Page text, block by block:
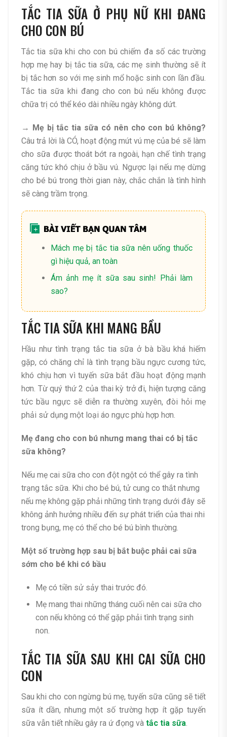
TẮC TIA SỮA Ở PHỤ NỮ KHI ĐANG
CHO CON BÚ
Tắc tia sữa khi cho con bú chiếm đa số các trường
hợp mẹ hay bị tắc tia sữa, các mẹ sinh thường sẽ ít
bị tắc hơn so với mẹ sinh mổ hoặc sinh con lần đầu.
Tắc tia sữa khi đang cho con bú nếu không được
chữa trị có thể kéo dài nhiều ngày không dứt.
→ Mẹ bị tắc tia sữa có nên cho con bú không?
Câu trả lời là CÓ, hoạt động mút vú mẹ của bé sẽ làm
cho sữa được thoát bớt ra ngoài, hạn chế tình trạng
căng tức khó chịu ở bầu vú. Ngược lại nếu mẹ dừng
cho bé bú trong thời gian này, chắc chắn là tình hình
sẽ càng trầm trọng.
Mách mẹ bị tắc tia sữa nên uống thuốc
gì hiệu quả, an toàn
Ám ảnh mẹ ít sữa sau sinh! Phải làm
sao?
TẮC TIA SỮA KHI MANG BẦU
Hầu như tình trạng tắc tia sữa ở bà bầu khá hiếm
gặp, có chăng chỉ là tình trạng bầu ngực cương tức,
khó chịu hơn vì tuyến sữa bắt đầu hoạt động mạnh
hơn. Từ quý thứ 2 của thai kỳ trở đi, hiện tượng căng
tức bầu ngực sẽ diễn ra thường xuyên, đòi hỏi mẹ
phải sử dụng một loại áo ngực phù hợp hơn.
Mẹ đang cho con bú nhưng mang thai có bị tắc
sữa không?
Nếu mẹ cai sữa cho con đột ngột có thể gây ra tình
trạng tắc sữa. Khi cho bé bú, tử cung co thắt nhưng
nếu mẹ không gặp phải những tình trạng dưới đây sẽ
không ảnh hưởng nhiều đến sự phát triển của thai nhi
trong bụng, mẹ có thể cho bé bú bình thường.
Một số trường hợp sau bị bắt buộc phải cai sữa
sớm cho bé khi có bầu
Mẹ có tiền sử sảy thai trước đó.
Mẹ mang thai những tháng cuối nên cai sữa cho
con nếu không có thể gặp phải tình trạng sinh
non.
TẮC TIA SỮA SAU KHI CAI SỮA CHO
CON
Sau khi cho con ngừng bú mẹ, tuyến sữa cũng sẽ tiết
sữa ít dần, nhưng một số trường hợp ít gặp tuyến
sữa vẫn tiết nhiều gây ra ứ đọng và tắc tia sữa.